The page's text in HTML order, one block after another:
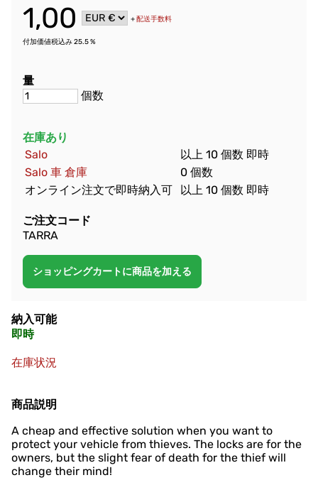
1,00 +配送手数料
付加価値税込み 25.5 %
量
個数
在庫あり
Salo
以上 10 個数 即時
Salo 車 倉庫
0 個数
オンライン注文で即時納入可
以上 10 個数 即時
ご注文コード
TARRA
納入可能
即時
在庫状況
商品説明
A cheap and effective solution when you want to
protect your vehicle from thieves. The locks are for the
owners, but the slight fear of death for the thief will
change their mind!